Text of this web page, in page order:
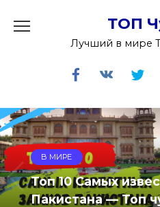
содержанию
ТОП
Лучший в мире
ПУТЕШЕСТВИЯ
Топ 10 самых
озер в мире